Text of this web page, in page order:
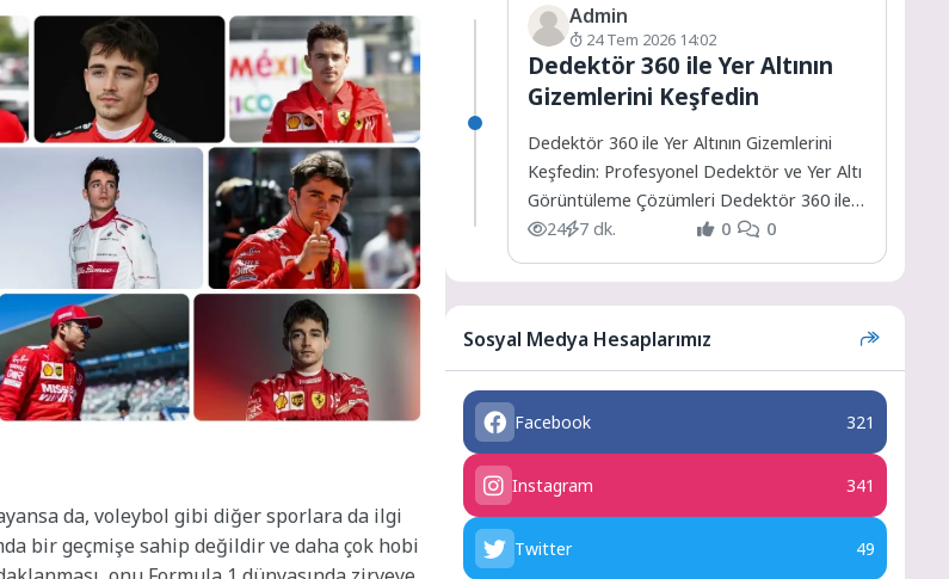
da, voleybol gibi diğer sporlara da ilgi
bir geçmişe sahip değildir ve daha çok hobi
Admin
24 Tem 2026 14:02
Dedektör 360 ile Yer Altının
Gizemlerini Keşfedin
Dedektör 360 ile Yer Altının Gizemlerini
Keşfedin: Profesyonel Dedektör ve Yer Altı
Görüntüleme Çözümleri Dedektör 360 ile
Yer Altının Gizemlerini...
24 7 dk. 0 0
Sosyal Medya Hesaplarımız
Facebook 321
Instagram 341
Twitter 49